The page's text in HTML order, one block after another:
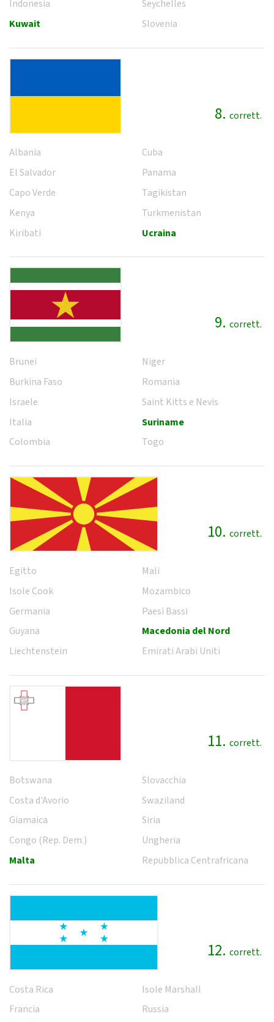
Indonesia
Kuwait
Seychelles
Slovenia
8. corrett.
Albania
El Salvador
Capo Verde
Kenya
Kiribati
Cuba
Panama
Tagikistan
Turkmenistan
Ucraina
9. corrett.
Brunei
Burkina Faso
Israele
Italia
Colombia
Niger
Romania
Saint Kitts e Nevis
Suriname
Togo
10. corrett.
Egitto
Isole Cook
Germania
Guyana
Liechtenstein
Mali
Mozambico
Paesi Bassi
Macedonia del Nord
Emirati Arabi Uniti
11. corrett.
Botswana
Costa d'Avorio
Giamaica
Congo (Rep. Dem.)
Malta
Slovacchia
Swaziland
Siria
Ungheria
Repubblica Centrafricana
12. corrett.
Costa Rica
Francia
Isole Marshall
Russia